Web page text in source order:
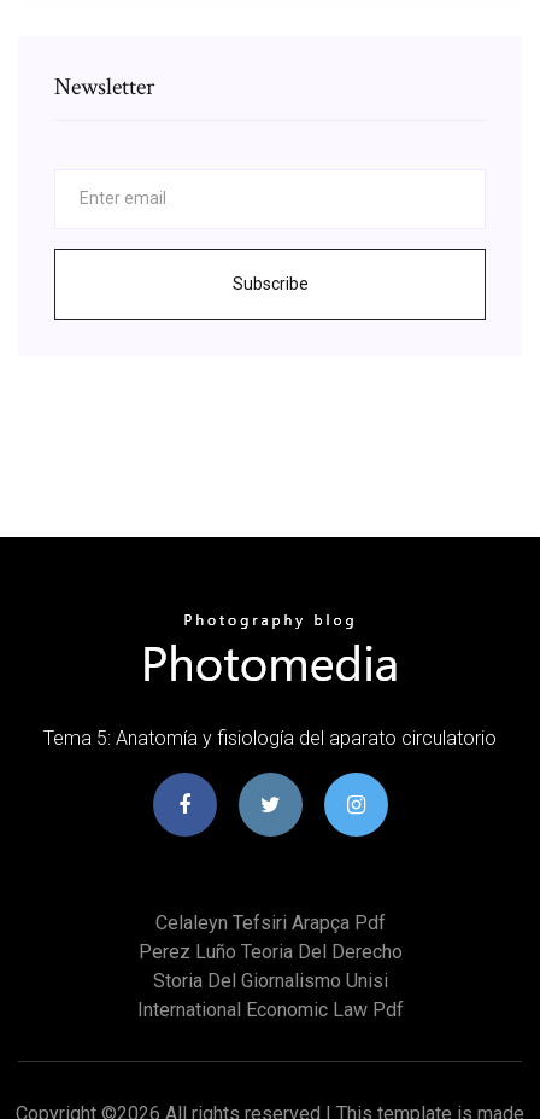
Newsletter
Subscribe
Tema 5: Anatomía y fisiología del aparato circulatorio
Celaleyn Tefsiri Arapça Pdf
Perez Luño Teoria Del Derecho
Storia Del Giornalismo Unisi
International Economic Law Pdf
Copyright ©2026 All rights reserved | This template is made